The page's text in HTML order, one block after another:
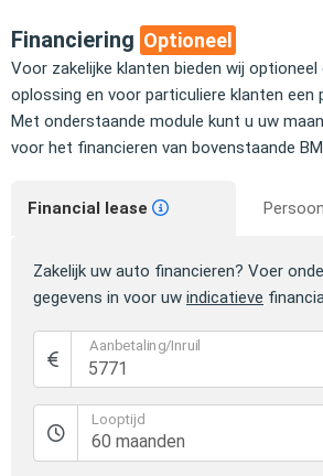
Financiering Optioneel
Voor zakelijke klanten bieden wij optioneel
oplossing en voor particuliere klanten een
Met onderstaande module kunt u uw
voor het financieren van bovenstaande
Financial lease
Zakelijk uw auto financieren? Voer
gegevens in voor uw indicatieve
Aanbetaling/Inruil
Looptijd